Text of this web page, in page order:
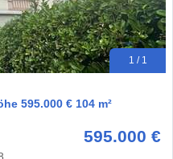
1 / 1
595.000 € 104 m²
595.000 €